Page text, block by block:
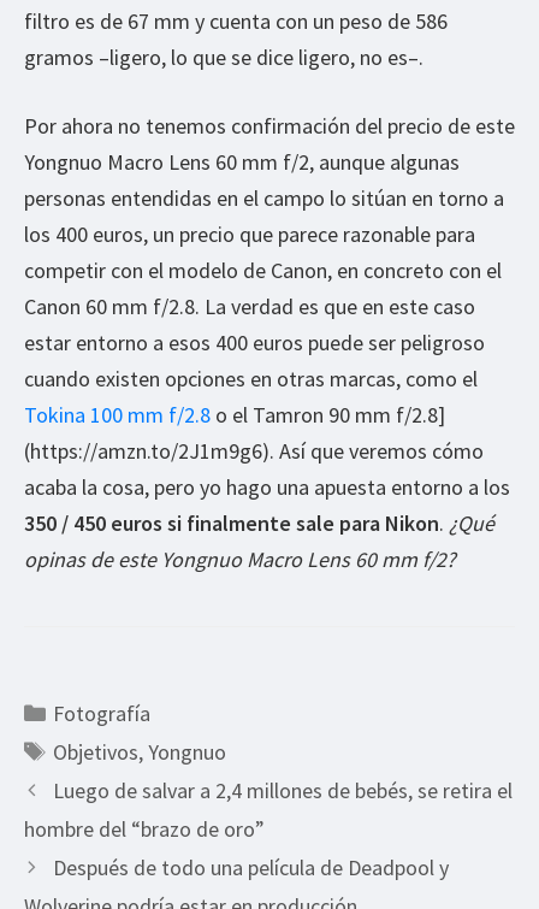
filtro es de 67 mm y cuenta con un peso de 586
gramos –ligero, lo que se dice ligero, no es–.
Por ahora no tenemos confirmación del precio de este
Yongnuo Macro Lens 60 mm f/2, aunque algunas
personas entendidas en el campo lo sitúan en torno a
los 400 euros, un precio que parece razonable para
competir con el modelo de Canon, en concreto con el
Canon 60 mm f/2.8. La verdad es que en este caso
estar entorno a esos 400 euros puede ser peligroso
cuando existen opciones en otras marcas, como el
Tokina 100 mm f/2.8 o el Tamron 90 mm f/2.8]
(https://amzn.to/2J1m9g6). Así que veremos cómo
acaba la cosa, pero yo hago una apuesta entorno a los
350 / 450 euros si finalmente sale para Nikon. ¿Qué
opinas de este Yongnuo Macro Lens 60 mm f/2?
Categorías
Fotografía
Etiquetas
Objetivos,Yongnuo
Luego de salvar a 2,4 millones de bebés, se retira el
hombre del “brazo de oro”
Después de todo una película de Deadpool y